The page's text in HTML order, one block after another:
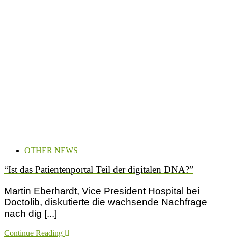
OTHER NEWS
“Ist das Patientenportal Teil der digitalen DNA?”
Martin Eberhardt, Vice President Hospital bei
Doctolib, diskutierte die wachsende Nachfrage
nach dig [...]
Continue Reading